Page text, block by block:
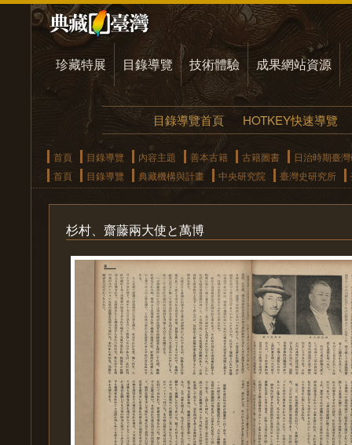
珍藏特展 目錄導覽 技術體驗 成果網站資源
目錄導覽首頁 HOTKEY快速導覽
首頁 目錄導覽 內容主題 善本古籍 古籍圖書
日治時期臺
首頁
目錄導覽 典藏機構與計畫 中央研究院 臺灣史研究所
杉村、齋藤兩大使と萬博